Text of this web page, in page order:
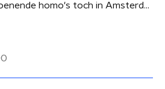
Posters zoenende homo's toch in Amsterdam